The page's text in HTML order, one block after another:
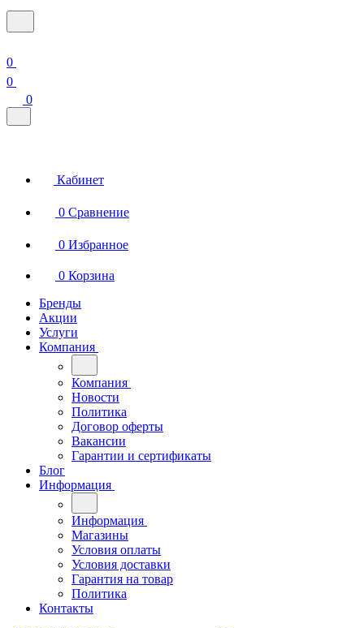
0
0
0
Кабинет
0 Сравнение
0 Избранное
0 Корзина
Бренды
Акции
Услуги
Компания
Компания
Новости
Политика
Договор оферты
Вакансии
Гарантии и сертификаты
Блог
Информация
Информация
Магазины
Условия оплаты
Условия доставки
Гарантия на товар
Политика
Контакты